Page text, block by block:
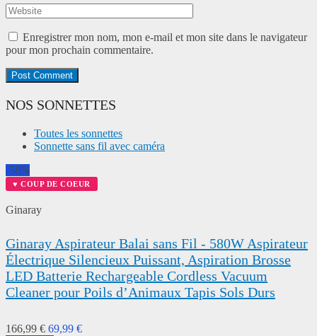
Enregistrer mon nom, mon e-mail et mon site dans le navigateur
pour mon prochain commentaire.
NOS SONNETTES
Toutes les sonnettes
Sonnette sans fil avec caméra
-58%
♥ COUP DE COEUR
Ginaray
Ginaray Aspirateur Balai sans Fil - 580W Aspirateur
Électrique Silencieux Puissant, Aspiration Brosse
LED Batterie Rechargeable Cordless Vacuum
Cleaner pour Poils d’Animaux Tapis Sols Durs
166,99 € 69,99 €